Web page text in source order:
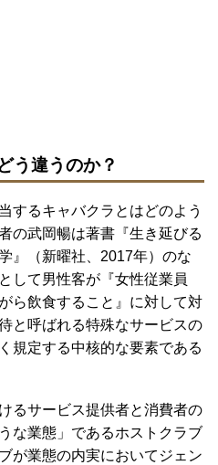
う違うのか？
するキャバクラとはどのよう
の武岡暢は著書『生き延びる
』（新曜社、2017年）のな
して男性客が『女性従業員
ら飲食すること』に対して対
と呼ばれる特殊なサービスの
規定する中核的な要素である
るサービス提供者と消費者の
な業態」であるホストクラブ
が業態の内実においてジェン